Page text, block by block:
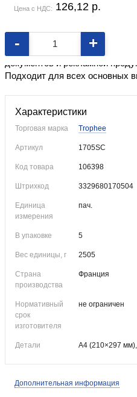
Цена с НДС: 126,12 p.
- +
Бумага для офисной техники.
документов и рекламной
Подходит для всех основных
Характеристики
Торговая марка Trophee
Артикул 1705SC
Код товара 106398
Штрихкод 3329680170504
Единица
измерения
пач.
В упаковке 5
Вес единицы, г 2505
Страна
производства
Франция
Нормативный
срок
изготовителя
не ограничен
Детали А4 (210×297 мм),
Дополнительная информация